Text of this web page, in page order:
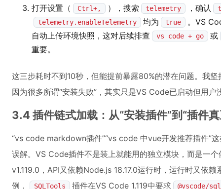
打开设置（
Ctrl+, ），搜索 telemetry ，确认
telemetry.enableTelemetry
均为 true
。VS
自动上传环境快照，这对后续排查
vs code + go
或
重要。
这三步耗时不到10秒，但能提前暴露80%的潜在问题。我
因为很多所谓“安装失败”，其实只是VS Code已启动但用户
3.4 插件链式加载：从“安装插件”到“插件
“vs code markdown插件”“vs code 中vue开发推荐插件”
误解。VS Code插件不是装上就能用的独立模块，而是一
v1.119.0，API又依赖Node.js 18.17.0运行时，运行时又依
例，
SQLTools 插件在VS Code 1.119中要求 @vscode/